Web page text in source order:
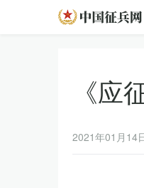
《应
2021年01月14